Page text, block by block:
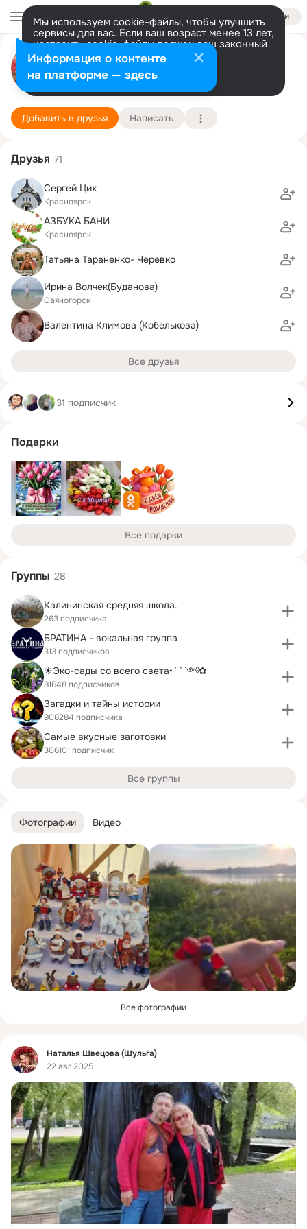
Войти
Мы используем cookie-файлы, чтобы улучшить
сервисы для вас. Если ваш возраст менее 13 лет,
настроить cookie-файлы должен ваш законный
представитель. Больше информации
Разрешить все Настроить
Наталья Швецова (Шульга)
Красноярск
9 ноября (57 лет)
Шуваевская школа
Подробнее
Добавить в друзья Написать
Фотографии Видео
Все фотографии
Фид
Наталья Швецова (Шульга)
22 авг 2025
Друзья 71
Сергей Цих
Красноярск
АЗБУКА БАНИ
Красноярск
Татьяна Тараненко- Черевко
Ирина Волчек(Буданова)
Саяногорск
Валентина Климова (Кобелькова)
Все друзья
31 подписчик
Подарки
Все подарки
Группы 28
Калининская средняя школа.
263 подписчика
БРАТИНА - вокальная группа
313 подписчиков
☀Эко-сады со всего света•˙˙༺✿
81648 подписчиков
Загадки и тайны истории
908284 подписчика
Самые вкусные заготовки
306101 подписчик
Все группы
Информация о контенте
на платформе — здесь